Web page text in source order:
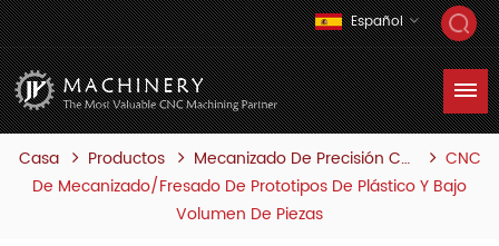
Español
Casa Productos Mecanizado De Precisión Cnc
CNC
De Mecanizado/Fresado De Prototipos De Plástico Y Bajo
Volumen De Piezas